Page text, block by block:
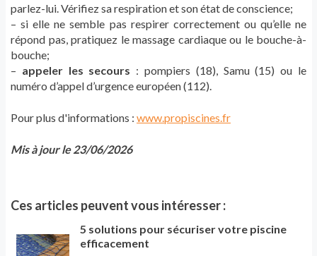
parlez-lui. Vérifiez sa respiration et son état de conscience;
– si elle ne semble pas respirer correctement ou qu’elle ne
répond pas, pratiquez le massage cardiaque ou le bouche-à-
bouche;
– appeler les secours : pompiers (18), Samu (15) ou le
numéro d’appel d’urgence européen (112).
Pour plus d'informations : www.propiscines.fr
Mis à jour le 23/06/2026
Ces articles peuvent vous intéresser :
5 solutions pour sécuriser votre piscine
efficacement